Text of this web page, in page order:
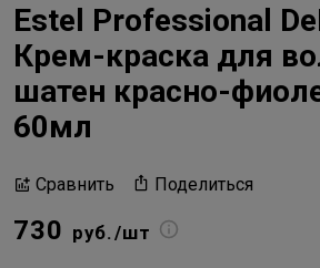
Estel Professional
Крем-краска для
шатен красно-
60мл
Сравнить Поделиться
730 руб./шт